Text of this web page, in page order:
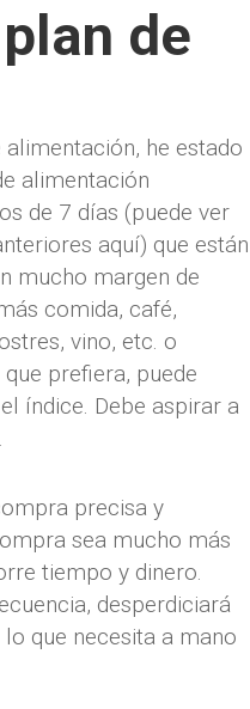
de
he estado
alimentación
de 7 días (puede ver
aquí) que están
mucho margen de
comida, café,
vino, etc. o
prefiera, puede
índice. Debe aspirar a
precisa y
sea mucho más
tiempo y dinero.
desperdiciará
que necesita a mano